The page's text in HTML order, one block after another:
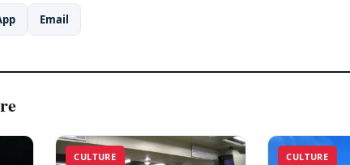
Email
CULTURE CULTURE